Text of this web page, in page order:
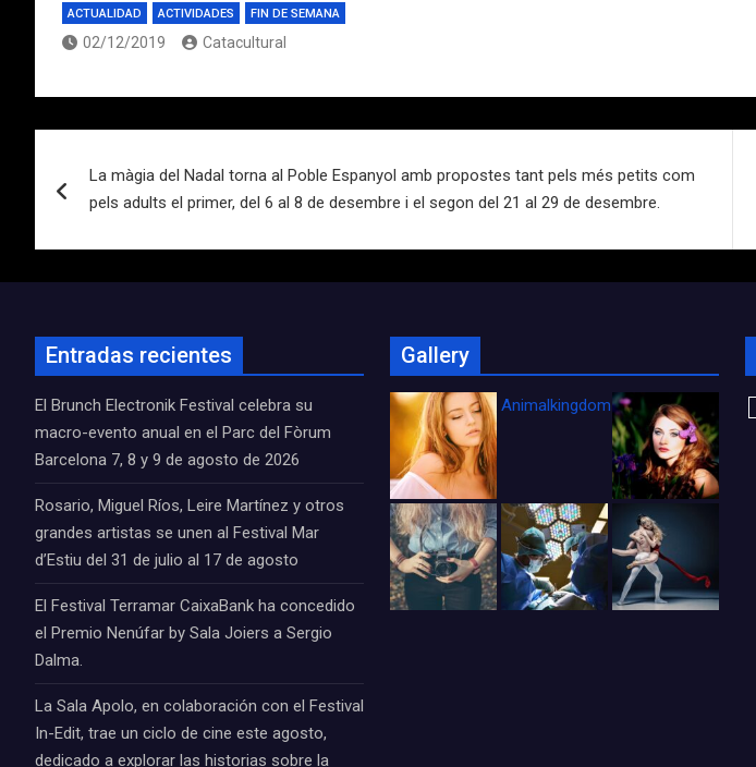
ACTUALIDAD ACTIVIDADES FIN DE SEMANA
02/12/2019 Catacultural
de
entradas
La màgia del Nadal torna al Poble Espanyol amb propostes tant pels més petits com
pels adults el primer, del 6 al 8 de desembre i el segon del 21 al 29 de desembre.
Entradas recientes
El Brunch Electronik Festival celebra su
macro-evento anual en el Parc del Fòrum
Barcelona 7, 8 y 9 de agosto de 2026
Rosario, Miguel Ríos, Leire Martínez y otros
grandes artistas se unen al Festival Mar
d’Estiu del 31 de julio al 17 de agosto
El Festival Terramar CaixaBank ha concedido
el Premio Nenúfar by Sala Joiers a Sergio
Dalma.
La Sala Apolo, en colaboración con el Festival
In-Edit, trae un ciclo de cine este agosto,
dedicado a explorar las historias sobre la
Gallery
Animalkingdom_FichaCine